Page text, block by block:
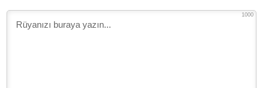
1000